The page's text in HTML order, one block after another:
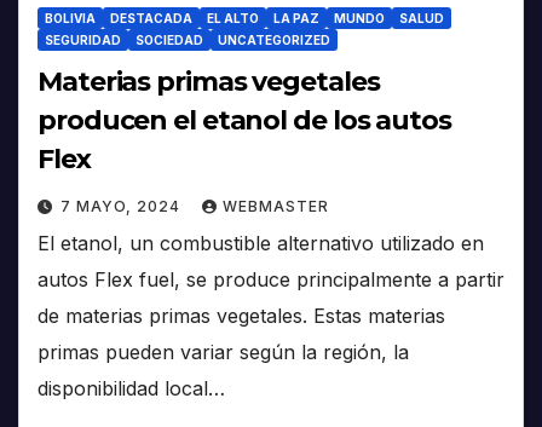
BOLIVIA DESTACADA EL ALTO LA PAZ MUNDO
SALUD
SEGURIDAD
SOCIEDAD UNCATEGORIZED
Materias primas vegetales
producen el etanol de los autos
Flex
7 MAYO, 2024 WEBMASTER
El etanol, un combustible alternativo utilizado en
autos Flex fuel, se produce principalmente a partir
de materias primas vegetales. Estas materias
primas pueden variar según la región, la
disponibilidad local…